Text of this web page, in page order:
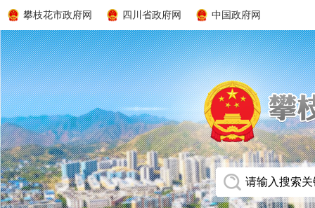
攀枝花市政府网 四川省政府网 中国政府网